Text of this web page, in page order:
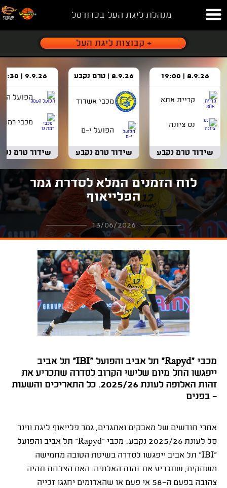
מנהלת ליגת העל בכדורסל
8.9.26 | 19:00
קריית אתא
נס ציונה
שידור טרם נקבע
8.9.26 | טרם נקבע
מכבי אשדוד
הפועל י-ם
שידור טרם נקבע
9.9.26 | 18:30
הפועל
מכבי רמת
שידור טרם
לוח הזמנים המלא לסדרת גמר
הפלייאוף
13/06/2026
מכבי "Rapyd" תל אביב והפועל "IBI" תל אביב
ייפגשו החל מיום שלישי הקרוב לסדרה שתכריע את
זהות האלופה לעונת 2025/26. כל התאריכים והשעות
- בפנים
אחרי חודשים של מאבקים ואתגרים, גמר פלייאוף ליגת ווינר
סל לעונת 2025/26 נקבע: מכבי "
Rapyd" תל אביב והפועל
"
IBI" תל אביב ייפגשו לסדרה בשיטת הטובה מחמישה
משחקים, שתכריע את זהות האלופה. האם הצלחת תהיה
צהובה בפעם ה-58 אי פעם או שהאדומים יחגגו זכייה